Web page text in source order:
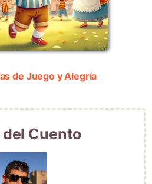
de Juego y Alegría
Cuento